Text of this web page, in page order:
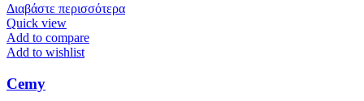
Διαβάστε περισσότερα
Quick view
Add to compare
Add to wishlist
Cemy